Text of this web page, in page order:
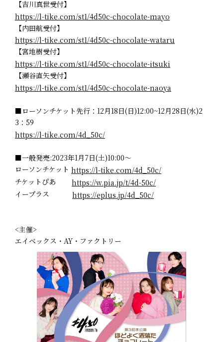
【吉川真世受付】
https://l-tike.com/st1/4d50c-chocolate-mayo
【内田航受付】
https://l-tike.com/st1/4d50c-chocolate-wataru
【宮地樹受付】
https://l-tike.com/st1/4d50c-chocolate-itsuki
【瀬谷直矢受付】
https://l-tike.com/st1/4d50c-chocolate-naoya
■ローソンチケット先行：12月18日(日)12:00~12月28日(水)2
3：59
https://l-tike.com/4d_50c/
■一般発売:2023年1月7日(土)10:00～
ローソンチケット https://l-tike.com/4d_50c/
チケットぴあ https://w.pia.jp/t/4d-50c/
イープラス https://eplus.jp/4d_50c/
<主催>
エイベックス・AY・ファクトリー